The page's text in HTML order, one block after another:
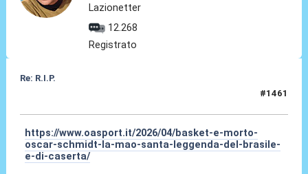
Lazionetter
12.268
Registrato
Re: R.I.P.
#1461
https://www.oasport.it/2026/04/basket-e-morto-
oscar-schmidt-la-mao-santa-leggenda-del-brasile-
e-di-caserta/